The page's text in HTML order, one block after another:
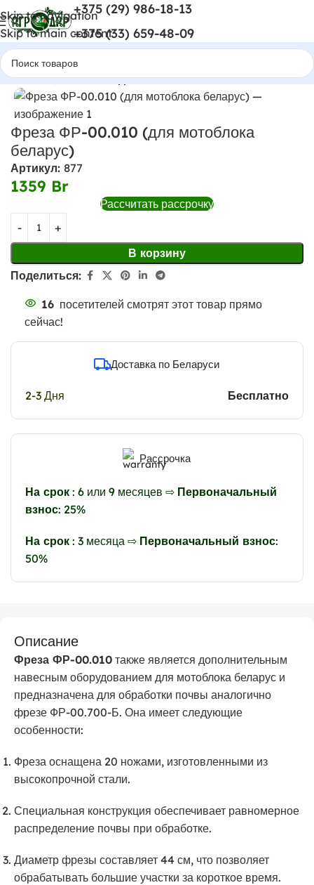
Skip to navigation
Skip to main content
+375 (29) 986-18-13
+375 (33) 659-48-09
Главная Навесное для мотоблоков
Фреза ФР-00.010 (для мотоблока
беларус)
Артикул: 877
1359 Br
Рассчитать рассрочку
В корзину
Поделиться:
16 посетителей смотрят этот товар прямо
сейчас!
Доставка по Беларуси
2-3 Дня Бесплатно
Рассрочка
На срок : 6 или 9 месяцев ⇨ Первоначальный
взнос: 25%
На срок : 3 месяца ⇨ Первоначальный взнос:
50%
Описание
Фреза ФР-00.010 также является дополнительным
навесным оборудованием для мотоблока беларус и
предназначена для обработки почвы аналогично
фрезе ФР-00.700-Б. Она имеет следующие
особенности:
Фреза оснащена 20 ножами, изготовленными из
высокопрочной стали.
Специальная конструкция обеспечивает равномерное
распределение почвы при обработке.
Диаметр фрезы составляет 44 см, что позволяет
обрабатывать большие участки за короткое время.